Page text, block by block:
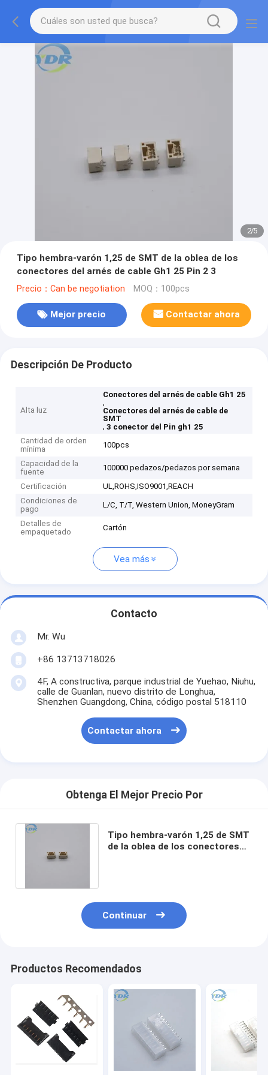
2/5
Tipo hembra-varón 1,25 de SMT de la oblea de los
conectores del arnés de cable Gh1 25 Pin 2 3
Precio：Can be negotiation MOQ：100pcs
Mejor precio Contactar ahora
Descripción De Producto
Alta luz
Conectores del arnés de cable Gh1 25
,
Conectores del arnés de cable de
SMT
,3 conector del Pin gh1 25
Cantidad de orden
mínima
100pcs
Capacidad de la
fuente
100000 pedazos/pedazos por semana
Certificación
UL,ROHS,ISO9001,REACH
Condiciones de
pago
L/C, T/T, Western Union, MoneyGram
Detalles de
empaquetado
Cartón
Vea más
Contacto
Mr. Wu
+86 13713718026
4F, A constructiva, parque industrial de Yuehao, Niuhu,
calle de Guanlan, nuevo distrito de Longhua,
Shenzhen Guangdong, China, código postal 518110
Contactar ahora
Obtenga El Mejor Precio Por
Tipo hembra-varón 1,25 de SMT
de la oblea de los conectores
Continuar
Productos Recomendados